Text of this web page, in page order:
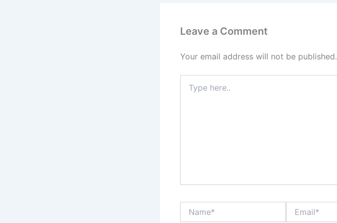
Leave a Comment
Your email address will not be published.
here..